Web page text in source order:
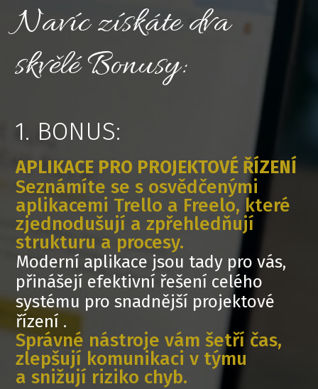
Navíc získáte dva
skvělé Bonusy:
1. BONUS:
APLIKACE PRO PROJEKTOVÉ ŘÍZENÍ
Seznámíte se s osvědčenými
aplikacemi Trello a Freelo, které
zjednodušují a zpřehledňují
strukturu a procesy.
Moderní aplikace jsou tady pro vás,
přinášejí efektivní řešení celého
systému pro snadnější projektové
řízení .
Správné nástroje vám šetří čas,
zlepšují komunikaci v týmu
a snižují riziko chyb.